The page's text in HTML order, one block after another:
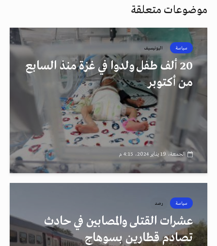
موضوعات متعلقة
سياسة اليونيسيف
20 ألف طفل ولدوا في غزة منذ السابع
من أكتوبر
الجمعة، 19 يناير 2024، 4:15 م
سياسة رصد
عشرات القتلى والمصابين في حادث
تصادم قطارين بسوهاج